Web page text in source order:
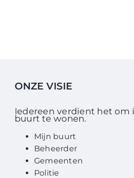
ONZE VISIE
Iedereen verdient het om
buurt te wonen.
Mijn buurt
Beheerder
Gemeenten
Politie